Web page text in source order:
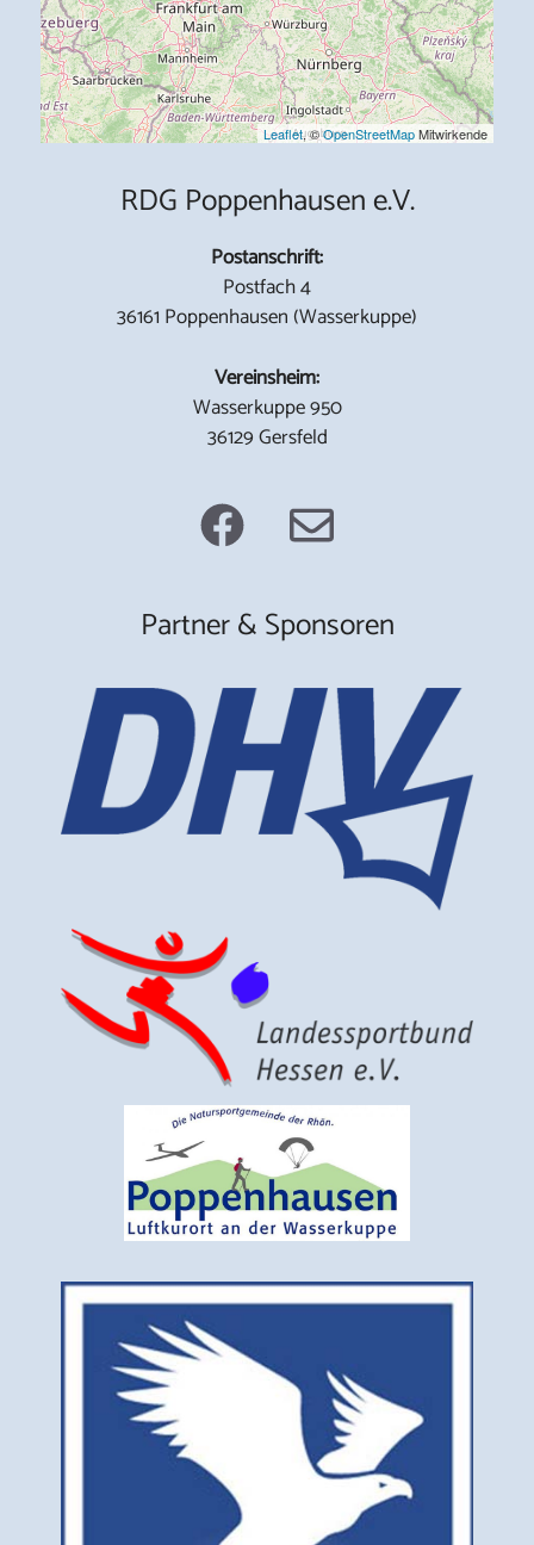
Leaflet, ©OpenStreetMapMitwirkende
RDG Poppenhausen e.V.
Postanschrift:
Postfach 4
36161 Poppenhausen (Wasserkuppe)
Vereinsheim:
Wasserkuppe 950
36129 Gersfeld
Partner & Sponsoren